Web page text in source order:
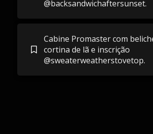
@backsandwichaftersunset.
Cabine Promaster com
cortina de lã e inscrição
@sweaterweatherstovetop.